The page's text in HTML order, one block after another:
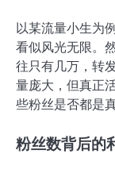
以某流量小生为
看似风光无限。
往只有几万，转
量庞大，但真正
些粉丝是否都是真
粉丝数背后的